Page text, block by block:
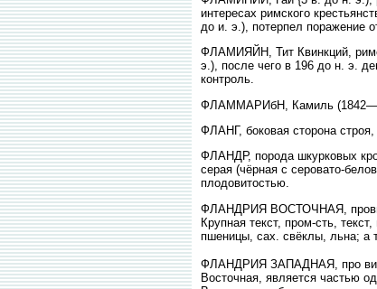
интересах римского
до и. э.), потерпел поражение
ФЛАМИЯЙН, Тит Квинкций,
э.), после чего в 196 до н. э.
контроль.
ФЛАММАРИбН, Камиль (1842—
ФЛАНГ, боковая сторона строя,
ФЛАНДР, порода шкурковых
серая (чёрная с серовато-
плодовитостью.
ФЛАНДРИЯ ВОСТОЧНАЯ,
Крупная текст, пром-сть,
пшеницы, сах. свёклы, льна; а
ФЛАНДРИЯ ЗАПАДНАЯ, про
Восточная, является частью